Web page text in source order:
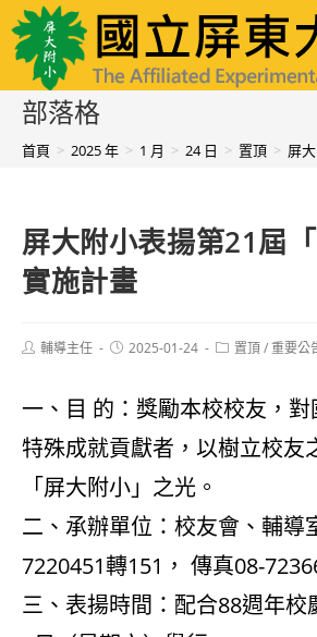
跳
轉
至
國立屏東大學附設實驗國
部落格
首頁 > 2025 年 > 1 月 > 24 日 > 置頂 > 屏
屏大附小表揚第21屆「
實施計畫
Post輔導主任
Post2025-01-24
Post置頂/重要公
一、目 的：獎勵本校校友，
特殊成就貢獻者，以樹立校友
「屏大附小」之光。
二、承辦單位：校友會、輔導
7220451轉151， 傳真08-
三、表揚時間：配合88週年校